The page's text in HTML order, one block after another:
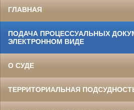
ГЛАВНАЯ
ПОДАЧА ПРОЦЕССУАЛЬНЫХ
ЭЛЕКТРОННОМ ВИДЕ
О СУДЕ
ТЕРРИТОРИАЛЬНАЯ